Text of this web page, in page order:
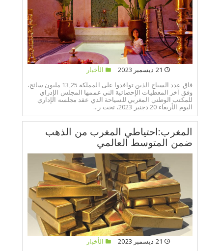
الأخبار
فاق عدد السياح الذين توافدوا على المملكة 13,25 مليون سائح،
وفق آخر المعطيات الإحصائية التي عممها المجلس الإدراي
للمكتب الوطني المغربي للسياحة الذي عقد مجلسه الإداري
اليوم الأربعاء 20 دجنبر 2023، تحت ر...
المغرب:احتياطي المغرب من الذهب
ضمن المتوسط العالمي
الأخبار